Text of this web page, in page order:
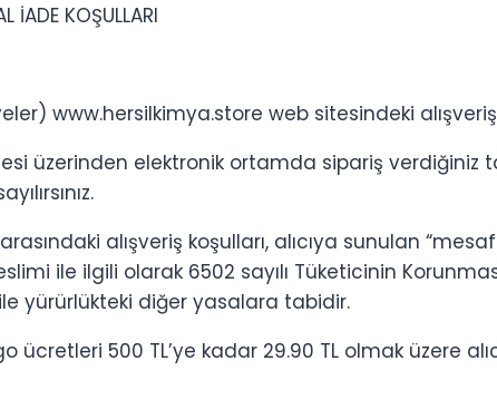
İADE KOŞULLARI
www.hersilkimya.store web sitesindeki
üzerinden elektronik ortamda sipariş
alışveriş koşulları, alıcıya sunulan
ile ilgili olarak 6502 sayılı Tüketicinin
ile yürürlükteki diğer yasalara tabidir.
500 TL’ye kadar 29.90 TL olmak üzere